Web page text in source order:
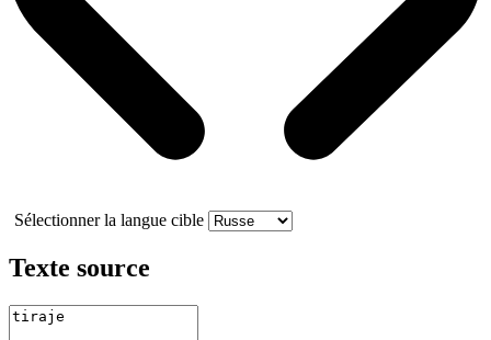
Sélectionner la langue cible
Texte source